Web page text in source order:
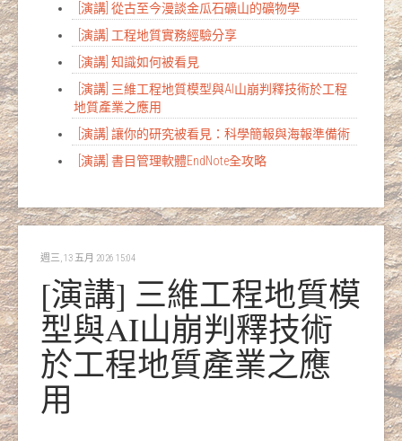
[演講] 從古至今漫談金瓜石礦山的礦物學
[演講] 工程地質實務經驗分享
[演講] 知識如何被看見
[演講] 三維工程地質模型與AI山崩判釋技術於工程
地質產業之應用
[演講] 讓你的研究被看見：科學簡報與海報準備術
[演講] 書目管理軟體EndNote全攻略
週三, 13 五月 2026 15:04
[演講] 三維工程地質模
型與AI山崩判釋技術
於工程地質產業之應
用